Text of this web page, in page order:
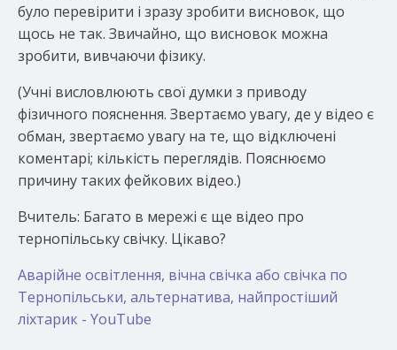
було перевірити і зразу зробити висновок, що
щось не так. Звичайно, що висновок можна
зробити, вивчаючи фізику.
(Учні висловлюють свої думки з приводу
фізичного пояснення. Звертаємо увагу, де у відео є
обман, звертаємо увагу на те, що відключені
коментарі; кількість переглядів. Пояснюємо
причину таких фейкових відео.)
Вчитель: Багато в мережі є ще відео про
тернопільську свічку. Цікаво?
Аварійне освітлення, вічна свічка або свічка по
Тернопільськи, альтернатива, найпростіший
ліхтарик - YouTube